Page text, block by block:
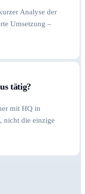
Analyse der
Umsetzung –
tätig?
mit HQ in
nicht die einzige